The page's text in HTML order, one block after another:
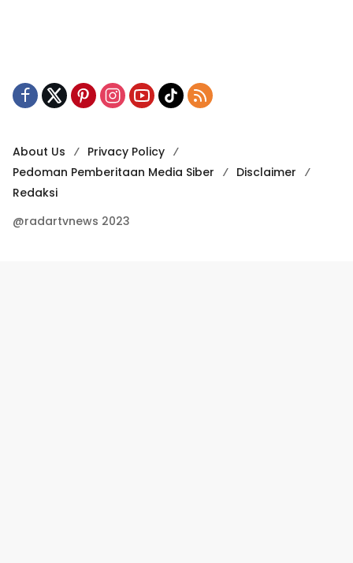
About Us
Privacy Policy
Pedoman Pemberitaan Media Siber
Disclaimer
Redaksi
@radartvnews 2023